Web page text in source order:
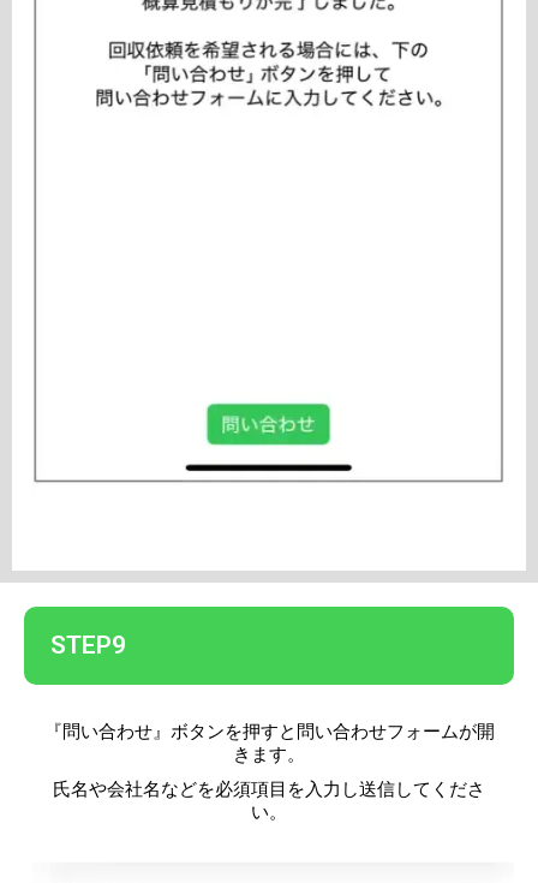
STEP9
『問い合わせ』 ボタンを押すと問い合わせフォームが開
きます。
氏名や会社名などを必須項目を入力し送信してくださ
い。